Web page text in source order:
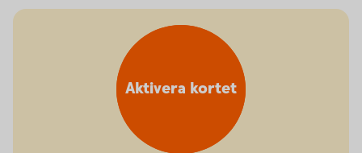
Aktivera kortet